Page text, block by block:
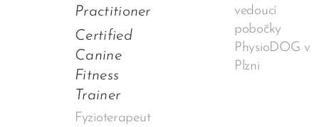
Practitioner
Certified
Canine
Fitness
Trainer
Fyzioterapeut
vedoucí
pobočky
PhysioDOG v
Plzni